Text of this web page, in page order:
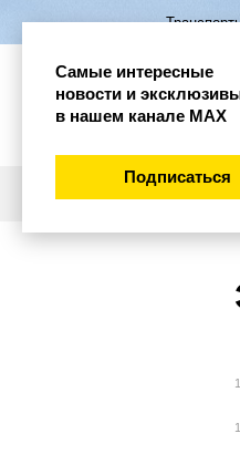
Самые интересные
новости и
в нашем канале МАХ
Подписаться